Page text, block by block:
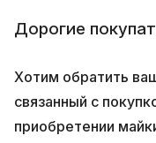
Дорогие
Хотим обратить
связанный с
приобретении